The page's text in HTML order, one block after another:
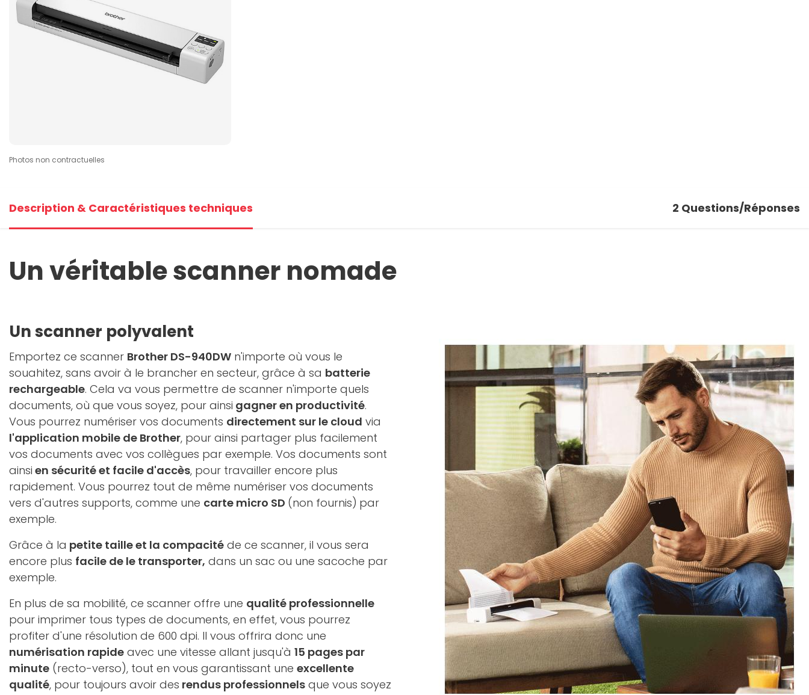
Photos non contractuelles
Description & Caractéristiques techniques 2 Questions/Réponses
Un véritable scanner nomade
Un scanner polyvalent
Emportez ce scanner Brother DS-940DW n'importe où vous le
souahitez, sans avoir à le brancher en secteur, grâce à sa batterie
rechargeable. Cela va vous permettre de scanner n'importe quels
documents, où que vous soyez, pour ainsi gagner en productivité.
Vous pourrez numériser vos documents directement sur le cloud via
l'application mobile de Brother, pour ainsi partager plus facilement
vos documents avec vos collègues par exemple. Vos documents sont
ainsi en sécurité et facile d'accès, pour travailler encore plus
rapidement. Vous pourrez tout de même numériser vos documents
vers d'autres supports, comme une carte micro SD (non fournis) par
exemple.
Grâce à la petite taille et la compacité de ce scanner, il vous sera
encore plus facile de le transporter, dans un sac ou une sacoche par
exemple.
En plus de sa mobilité, ce scanner offre une qualité professionnelle
pour imprimer tous types de documents, en effet, vous pourrez
profiter d'une résolution de 600 dpi. Il vous offrira donc une
numérisation rapide avec une vitesse allant jusqu'à 15 pages par
minute (recto-verso), tout en vous garantissant une excellente
qualité, pour toujours avoir des rendus professionnels que vous soyez